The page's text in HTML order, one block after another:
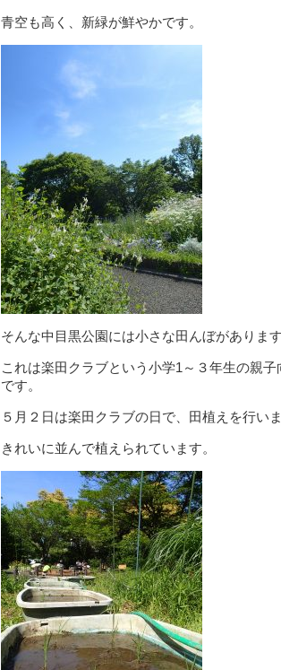
青空も高く、新緑が鮮やかです。
そんな中目黒公園には小さな田んぼがありま
これは楽田クラブという小学1～３年生の親
です。
５月２日は楽田クラブの日で、田植えを行い
きれいに並んで植えられています。